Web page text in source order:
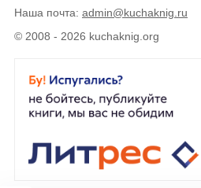
© 2008 - 2026 kuchaknig.org
Наша почта: admin@kuchaknig.ru